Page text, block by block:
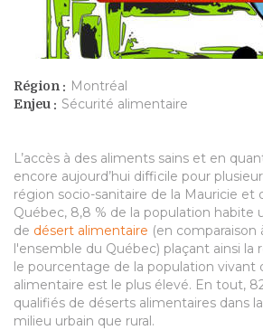
Région : Montréal
Enjeu : Sécurité alimentaire
L’accès à des aliments sains et en
encore aujourd’hui difficile pour
région socio-sanitaire de la Mauricie et
Québec, 8,8 % de la population habite
de désert alimentaire (en comparaison
l'ensemble du Québec) plaçant ainsi la
le pourcentage de la population vivant
alimentaire est le plus élevé. En tout,
qualifiés de déserts alimentaires dans
milieu urbain que rural.